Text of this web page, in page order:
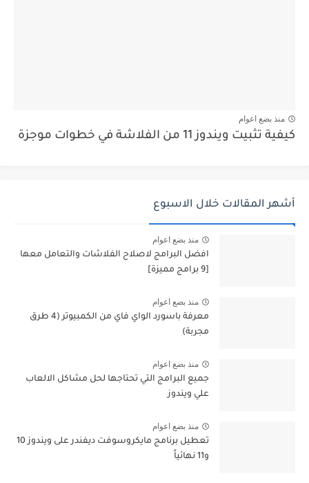
منذ بضع اعوام
كيفية تثبيت ويندوز 11 من الفلاشة في خطوات موجزة
أشهر المقالات خلال الاسبوع
منذ بضع اعوام
افضل البرامج لاصلاح الفلاشات والتعامل معها
[9 برامج مميزة]
منذ بضع اعوام
معرفة باسورد الواي فاي من الكمبيوتر (4 طرق
مجربة)
منذ بضع اعوام
جميع البرامج التي تحتاجها لحل مشاكل الالعاب
علي ويندوز
منذ بضع اعوام
تعطيل برنامج مايكروسوفت ديفندر على ويندوز 10
و11 نهائياً